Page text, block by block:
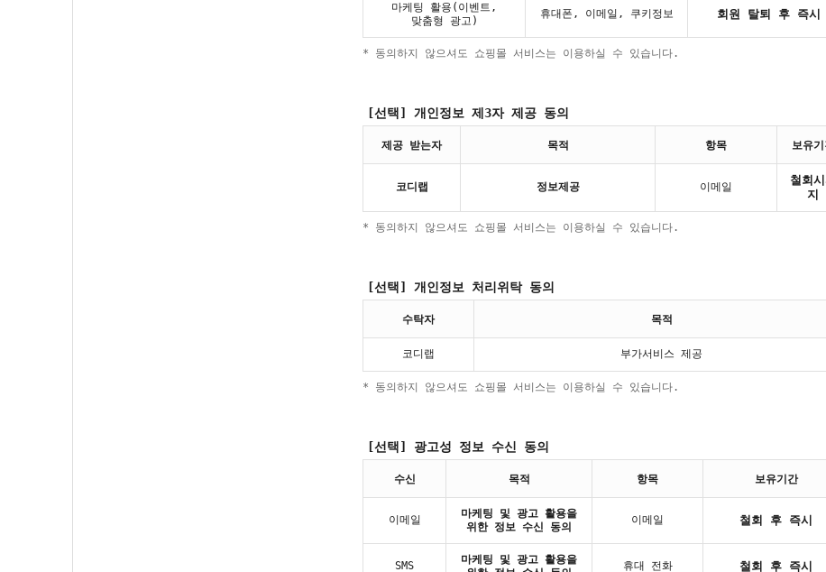
마케팅 활용(이벤트,
맞춤형 광고)
휴대폰, 이메일, 쿠키정보 회원 탈퇴 후 즉시
* 동의하지 않으셔도 쇼핑몰 서비스는 이용하실 수 있습니다.
[선택] 개인정보 제3자 제공 동의
제공 받는자 목적 항목 보유기
코디랩 정보제공 이메일
철회
지
* 동의하지 않으셔도 쇼핑몰 서비스는 이용하실 수 있습니다.
[선택] 개인정보 처리위탁 동의
수탁자 목적
코디랩 부가서비스 제공
* 동의하지 않으셔도 쇼핑몰 서비스는 이용하실 수 있습니다.
[선택] 광고성 정보 수신 동의
수신 목적 항목 보유기간
이메일
마케팅 및 광고 활용을
위한 정보 수신 동의
이메일 철회 후 즉시
SMS
마케팅 및 광고 활용을
휴대 전화 철회 후 즉시